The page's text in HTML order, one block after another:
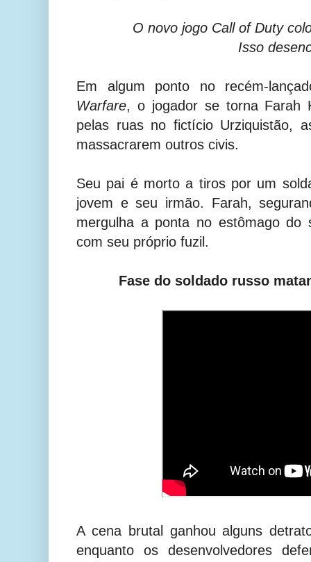
O novo jogo Call of Duty
Isso
Em algum ponto no recém-
Warfare, o jogador se torna Farah
pelas ruas no fictício Urziquistão,
massacrarem outros civis.
Seu pai é morto a tiros por um
jovem e seu irmão. Farah,
mergulha a ponta no estômago do
com seu próprio fuzil.
Fase do soldado russo
A cena brutal ganhou alguns
enquanto os desenvolvedores